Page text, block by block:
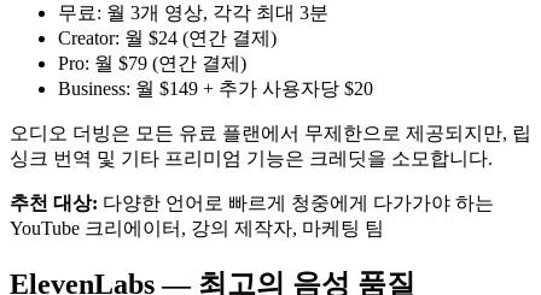
무료: 월 3개 영상, 각각 최대 3분
Creator: 월 $24 (연간 결제)
Pro: 월 $79 (연간 결제)
Business: 월 $149 + 추가 사용자당 $20
오디오 더빙은 모든 유료 플랜에서 무제한으로 제공되지만, 립
싱크 번역 및 기타 프리미엄 기능은 크레딧을 소모합니다.
추천 대상: 다양한 언어로 빠르게 청중에게 다가가야 하는
YouTube 크리에이터, 강의 제작자, 마케팅 팀
ElevenLabs — 최고의 음성 품질